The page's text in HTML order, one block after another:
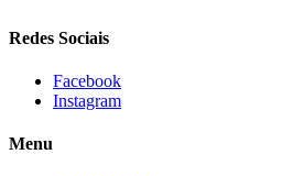
Redes Sociais
Facebook
Instagram
Menu